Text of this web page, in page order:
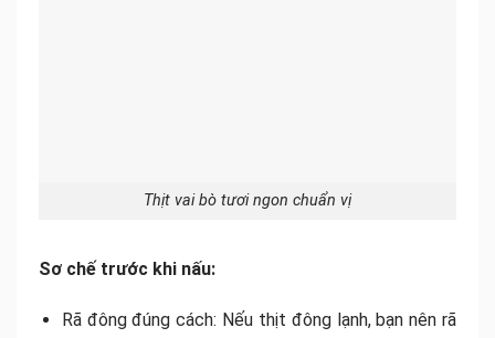
Thịt vai bò tươi ngon chuẩn vị
Sơ chế trước khi nấu:
Rã đông đúng cách: Nếu thịt đông lạnh, bạn nên rã